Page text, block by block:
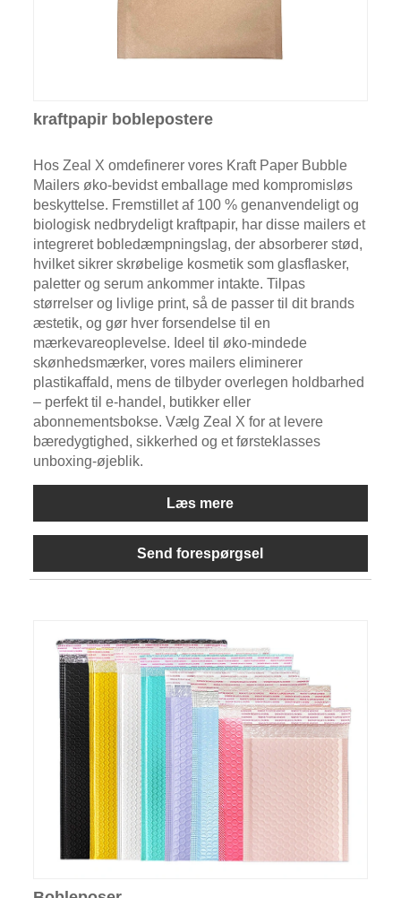
kraftpapir boblepostere
Hos Zeal X omdefinerer vores Kraft Paper Bubble
Mailers øko-bevidst emballage med kompromisløs
beskyttelse. Fremstillet af 100 % genanvendeligt og
biologisk nedbrydeligt kraftpapir, har disse mailers et
integreret bobledæmpningslag, der absorberer stød,
hvilket sikrer skrøbelige kosmetik som glasflasker,
paletter og serum ankommer intakte. Tilpas
størrelser og livlige print, så de passer til dit brands
æstetik, og gør hver forsendelse til en
mærkevareoplevelse. Ideel til øko-mindede
skønhedsmærker, vores mailers eliminerer
plastikaffald, mens de tilbyder overlegen holdbarhed
– perfekt til e-handel, butikker eller
abonnementsbokse. Vælg Zeal X for at levere
bæredygtighed, sikkerhed og et førsteklasses
unboxing-øjeblik.
Læs mere
Send forespørgsel